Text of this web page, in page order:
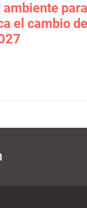
ambiente
el cambio del